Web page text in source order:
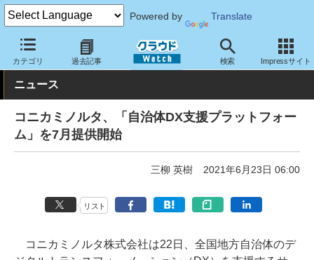
Powered by Translate
カテゴリ 過去記事 検索 Impressサイト
クラウド Watch サービス・ソフト サービス 業務関連
ニュース
コニカミノルタ、「自治体DX支援プラットフォー
ム」を7月提供開始
三柳 英樹 2021年6月23日 06:00
リスト
コニカミノルタ株式会社は22日、全国地方自治体のデ